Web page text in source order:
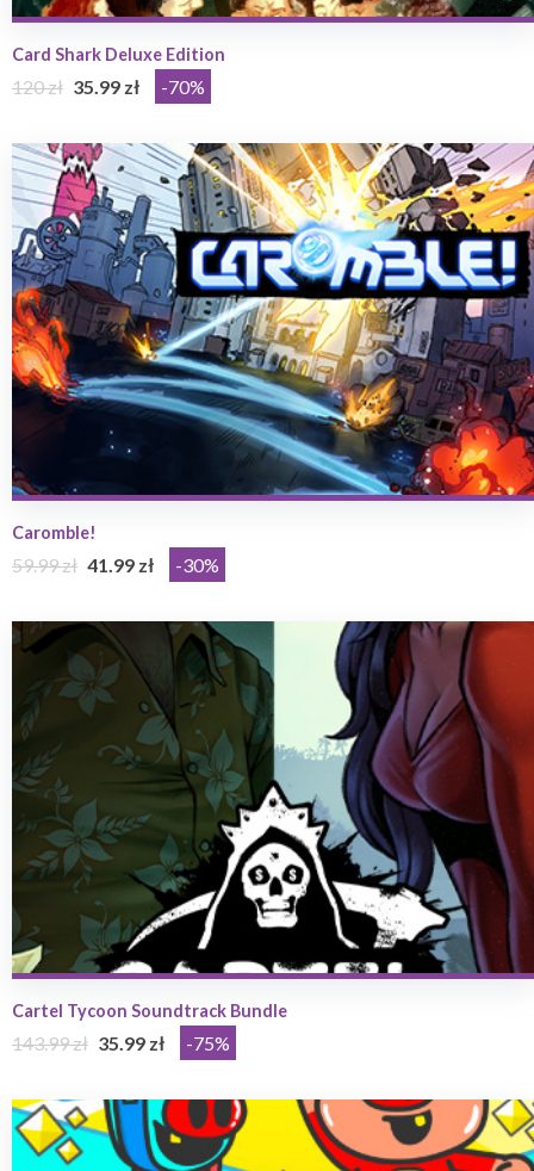
Card Shark Deluxe Edition
120 zł 35.99 zł -70%
Caromble!
59.99 zł 41.99 zł -30%
Cartel Tycoon Soundtrack Bundle
143.99 zł 35.99 zł -75%